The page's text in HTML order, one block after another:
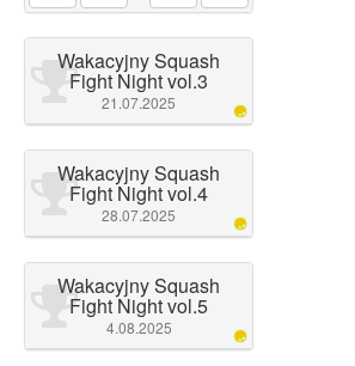
Wakacyjny Squash
Fight Night vol.3
21.07.2025
Wakacyjny Squash
Fight Night vol.4
28.07.2025
Wakacyjny Squash
Fight Night vol.5
4.08.2025